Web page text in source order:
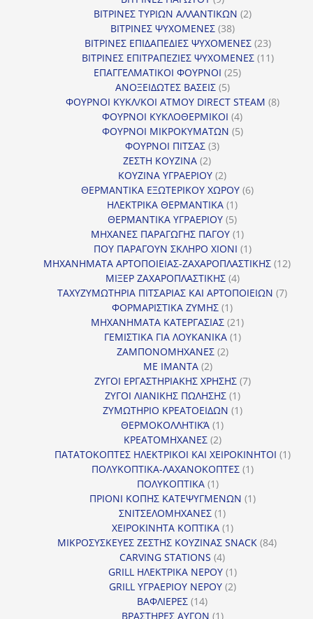
προϊόντα
ΒΙΤΡΙΝΕΣ ΤΥΡΙΩΝ ΑΛΛΑΝΤΙΚΩΝ 22
ΒΙΤΡΙΝΕΣ ΨΥΧΟΜΕΝΕΣ 3838
προϊόντα
ΒΙΤΡΙΝΕΣ ΕΠΙΔΑΠΕΔΙΕΣ ΨΥΧΟΜΕΝΕΣ 2323
προϊόντα
ΒΙΤΡΙΝΕΣ ΕΠΙΤΡΑΠΕΖΙΕΣ ΨΥΧΟΜΕΝΕΣ 1111
ΕΠΑΓΓΕΛΜΑΤΙΚΟΙ ΦΟΥΡΝΟΙ 2525
ΑΝΟΞΕΙΔΩΤΕΣ ΒΑΣΕΙΣ 55
προϊόντα
ΦΟΥΡΝΟΙ ΚΥΚΛ/ΚΟΙ ΑΤΜΟΥ DIRECT STEAM 88
ΦΟΥΡΝΟΙ ΚΥΚΛΟΘΕΡΜΙΚΟΙ 44
προϊόντα
ΦΟΥΡΝΟΙ ΜΙΚΡΟΚΥΜΑΤΩΝ 55
ΦΟΥΡΝΟΙ ΠΙΤΣΑΣ 33
ΖΕΣΤΗ ΚΟΥΖΙΝΑ 22
προϊόντα
ΚΟΥΖΙΝΑ ΥΓΡΑΕΡΙΟΥ 22
προϊόντα
ΘΕΡΜΑΝΤΙΚΑ ΕΞΩΤΕΡΙΚΟΥ ΧΩΡΟΥ 66
ΗΛΕΚΤΡΙΚΑ ΘΕΡΜΑΝΤΙΚΑ 11
προϊόν
ΘΕΡΜΑΝΤΙΚΑ ΥΓΡΑΕΡΙΟΥ 55
προϊόντα
ΜΗΧΑΝΕΣ ΠΑΡΑΓΩΓΗΣ ΠΑΓΟΥ 11
προϊόν
ΠΟΥ ΠΑΡΑΓΟΥΝ ΣΚΛΗΡΟ ΧΙΟΝΙ 11
προϊόν
ΜΗΧΑΝΗΜΑΤΑ ΑΡΤΟΠΟΙΕΙΑΣ-ΖΑΧΑΡΟΠΛΑΣΤΙΚΗΣ 1212
ΜΙΞΕΡ ΖΑΧΑΡΟΠΛΑΣΤΙΚΗΣ 44
προϊόντα
ΤΑΧΥΖΥΜΩΤΗΡΙΑ ΠΙΤΣΑΡΙΑΣ ΚΑΙ ΑΡΤΟΠΟΙΕΙΩΝ 77
ΦΟΡΜΑΡΙΣΤΙΚΑ ΖΥΜΗΣ 11
προϊόν
ΜΗΧΑΝΗΜΑΤΑ ΚΑΤΕΡΓΑΣΙΑΣ 2121
προϊόντα
ΓΕΜΙΣΤΙΚΑ ΓΙΑ ΛΟΥΚΑΝΙΚΑ 11
ΖΑΜΠΟΝΟΜΗΧΑΝΕΣ 22
ΜΕ ΙΜΑΝΤΑ 22
προϊόντα
ΖΥΓΟΙ ΕΡΓΑΣΤΗΡΙΑΚΗΣ ΧΡΗΣΗΣ 77
ΖΥΓΟΙ ΛΙΑΝΙΚΗΣ ΠΩΛΗΣΗΣ 11
προϊόν
ΖΥΜΩΤΗΡΙΟ ΚΡΕΑΤΟΕΙΔΩΝ 11
ΘΕΡΜΟΚΟΛΛΗΤΙΚΆ 11
προϊόν
ΚΡΕΑΤΟΜΗΧΑΝΕΣ 22
προϊόντα
ΠΑΤΑΤΟΚΟΠΤΕΣ ΗΛΕΚΤΡΙΚΟΙ ΚΑΙ ΧΕΙΡΟΚΙΝΗΤΟΙ 11
ΠΟΛΥΚΟΠΤΙΚΑ-ΛΑΧΑΝΟΚΟΠΤΕΣ 11
ΠΟΛΥΚΟΠΤΙΚΑ 11
προϊόν
ΠΡΙΟΝΙ ΚΟΠΗΣ ΚΑΤΕΨΥΓΜΕΝΩΝ 11
ΣΝΙΤΣΕΛΟΜΗΧΑΝΕΣ 11
προϊόν
ΧΕΙΡΟΚΙΝΗΤΑ ΚΟΠΤΙΚΑ 11
προϊόν
ΜΙΚΡΟΣΥΣΚΕΥΕΣ ΖΕΣΤΗΣ ΚΟΥΖΙΝΑΣ SNACK 8484
CARVING STATIONS 44
προϊόντα
GRILL ΗΛΕΚΤΡΙΚΑ ΝΕΡΟΥ 11
προϊόν
GRILL ΥΓΡΑΕΡΙΟΥ ΝΕΡΟΥ 22
ΒΑΦΛΙΕΡΕΣ 1414
προϊόντα
ΒΡΑΣΤΗΡΕΣ ΑΥΓΩΝ 11